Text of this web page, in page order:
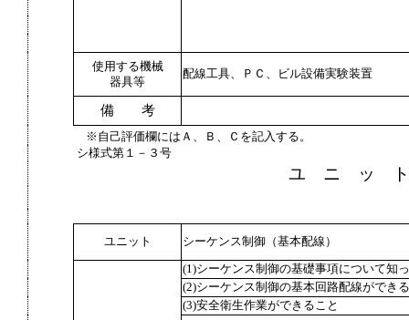
使用する機械
器具等
配線工具、ＰＣ、ビル設備実験装置
備 考
※自己評価欄にはＡ、Ｂ、Ｃを記入する。
シ様式第１－３号
ユ ニ ッ
ユニット シーケンス制御（基本配線）
(1)シーケンス制御の基礎事項について知
(2)シーケンス制御の基本回路配線ができ
(3)安全衛生作業ができること